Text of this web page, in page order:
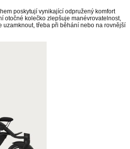
poskytují vynikající odpružený komfort
otočné kolečko zlepšuje manévrovatelnost,
uzamknout, třeba při běhání nebo na rovnější